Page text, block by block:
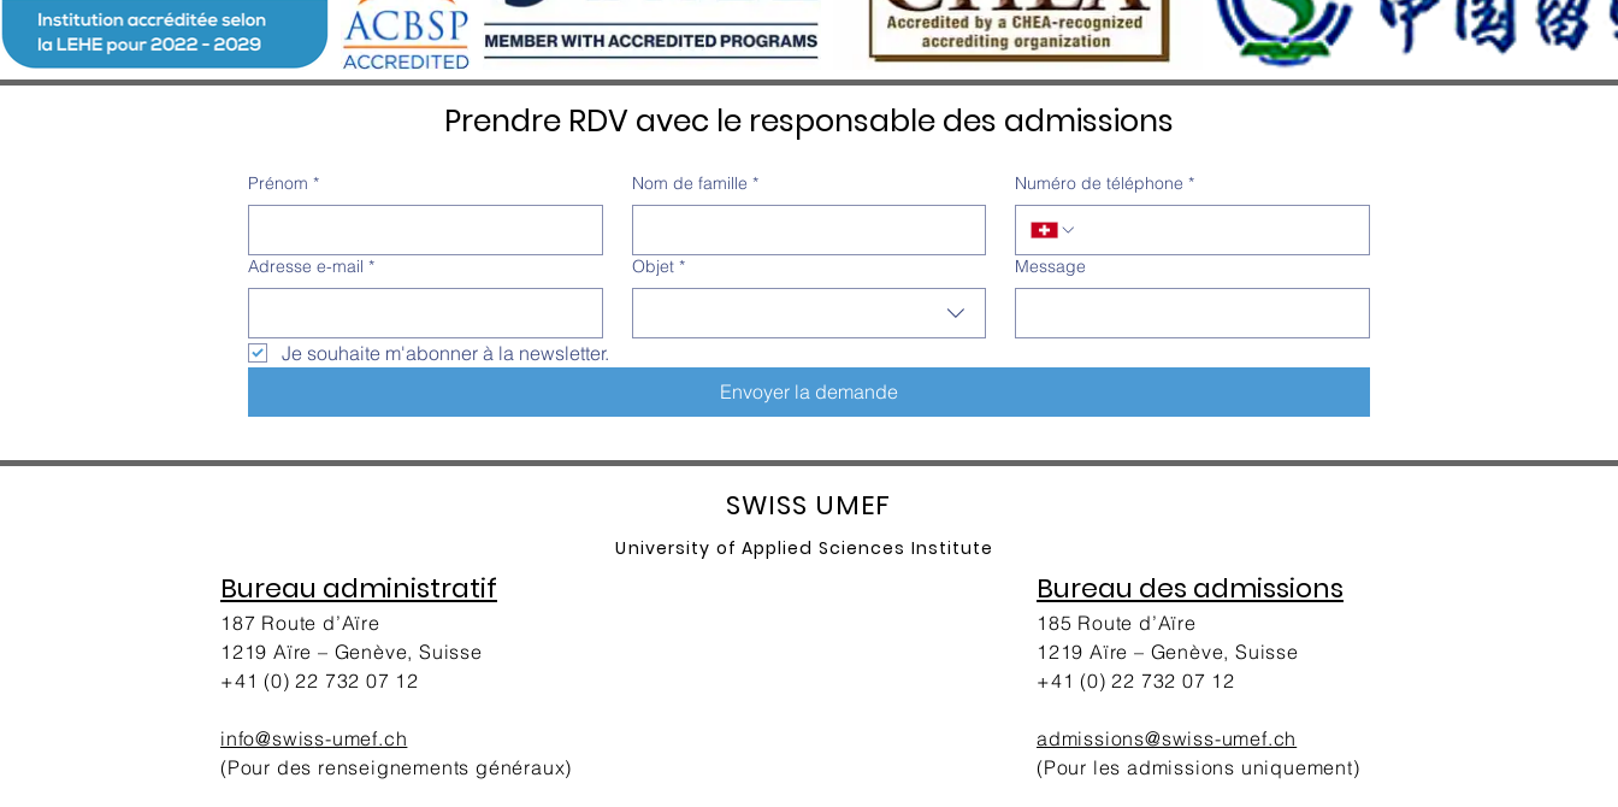
Prendre RDV avec le responsable des admissions
Prénom * Nom de famille * Numéro de téléphone *
Adresse e-mail * Objet * Message
Je souhaite m'abonner à la newsletter.
Envoyer la demande
SWISS UMEF
University of Applied Sciences Institute
Bureau administratif
187 Route d’Aïre
1219 Aïre – Genève, Suisse
+41 (0) 22 732 07 12
info@swiss-umef.ch
(Pour des renseignements généraux)
Bureau des admissions
185 Route d’Aïre
1219 Aïre – Genève, Suisse
+41 (0) 22 732 07 12
admissions@swiss-umef.ch
(Pour les admissions uniquement)